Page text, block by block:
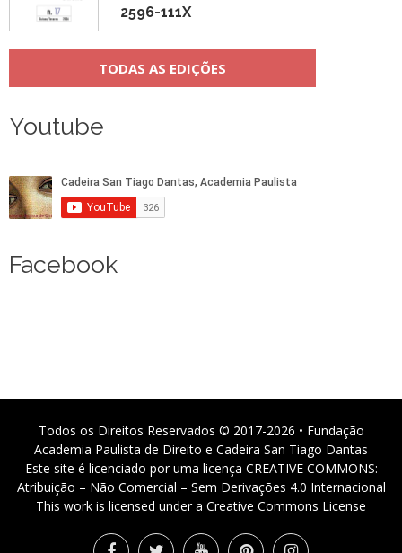
2596-111X
TODAS AS EDIÇÕES
Youtube
Facebook
Todos os Direitos Reservados © 2017-2026 • Fundação
Academia Paulista de Direito e Cadeira San Tiago Dantas
Este site é licenciado por uma licença CREATIVE COMMONS:
Atribuição – Não Comercial – Sem Derivações 4.0 Internacional
This work is licensed under a Creative Commons License